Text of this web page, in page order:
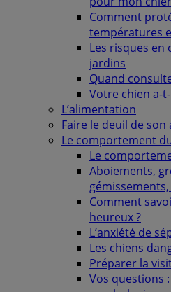
Comment
températures
Les risques en
jardins
Quand
Votre chien a-
L’alimentation
Faire le deuil de son
Le comportement
Le
Aboiements,
Comment
heureux ?
L’anxiété de
Les chiens
Préparer la
Vos questions